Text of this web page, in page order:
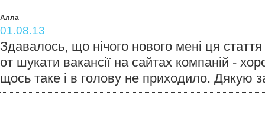
Алла
01.08.13
Здавалось, що нічого нового мені ця
от шукати вакансії на сайтах компаній -
щось таке і в голову не приходило. Дякую